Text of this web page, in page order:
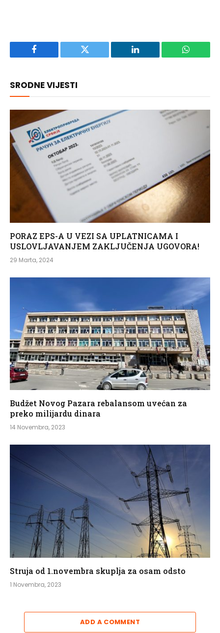
Facebook Twitter LinkedIn
SRODNE VIJESTI
PORAZ EPS-A U VEZI SA UPLATNICAMA I
USLOVLJAVANJEM ZAKLJUČENJA UGOVORA!
29 Marta, 2024
Budžet Novog Pazara rebalansom uvećan za
preko milijardu dinara
14 Novembra, 2023
Struja od 1.novembra skuplja za osam odsto
1 Novembra, 2023
ADD A COMMENT